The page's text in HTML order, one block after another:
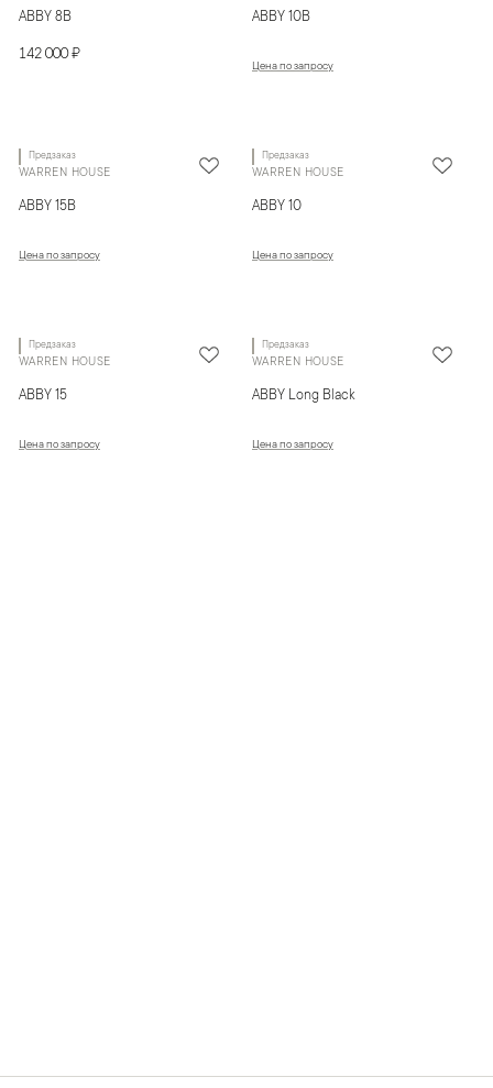
ABBY 8B
142 000 ₽
ABBY 10B
Цена по запросу
Предзаказ
WARREN HOUSE
ABBY 15B
Цена по запросу
Предзаказ
WARREN HOUSE
ABBY 10
Цена по запросу
Предзаказ
WARREN HOUSE
ABBY 15
Цена по запросу
Предзаказ
WARREN HOUSE
ABBY Long Black
Цена по запросу